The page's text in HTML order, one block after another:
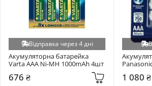
Відправка через 4 дні
Акумуляторна батарейка
Varta AAA Ni-MH 1000mAh 4шт
676 ₴
750mAh
1 080 ₴